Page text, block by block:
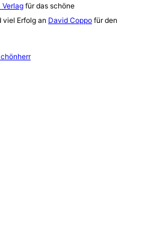
Verlag für das schöne
viel Erfolg an David Coppo für den